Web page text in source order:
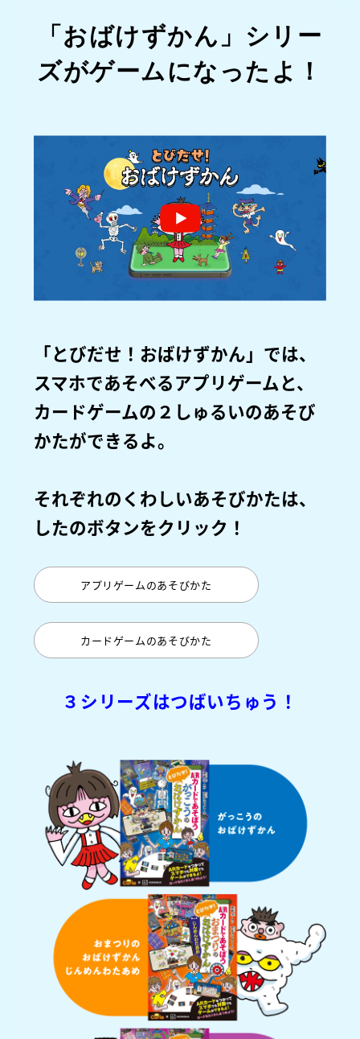
「おばけずかん」シリー
ズがゲームになったよ！
「とびだせ！おばけずかん」では、
スマホであそべるアプリゲームと、
カードゲームの２しゅるいのあそび
かたができるよ。
それぞれのくわしいあそびかたは、
したのボタンをクリック！
アプリゲームのあそびかた
カードゲームのあそびかた
３シリーズはつばいちゅう！